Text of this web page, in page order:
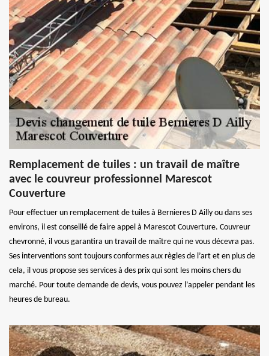
Remplacement de tuiles : un travail de maître
avec le couvreur professionnel Marescot
Couverture
Pour effectuer un remplacement de tuiles à Bernieres D Ailly ou dans ses
environs, il est conseillé de faire appel à Marescot Couverture. Couvreur
chevronné, il vous garantira un travail de maître qui ne vous décevra pas.
Ses interventions sont toujours conformes aux règles de l’art et en plus de
cela, il vous propose ses services à des prix qui sont les moins chers du
marché. Pour toute demande de devis, vous pouvez l’appeler pendant les
heures de bureau.